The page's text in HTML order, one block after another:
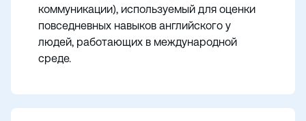
коммуникации), используемый для оценки
повседневных навыков английского у
людей, работающих в международной
среде.